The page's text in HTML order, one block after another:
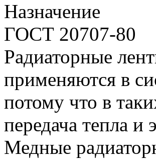
Назначение
ГОСТ 20707-80
Радиаторные
применяются в
потому что в
передача тепла и
Медные